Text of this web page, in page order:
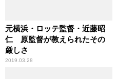
元横浜・ロッテ監督・近藤昭
仁 原監督が教えられたその
厳しさ
2019.03.28